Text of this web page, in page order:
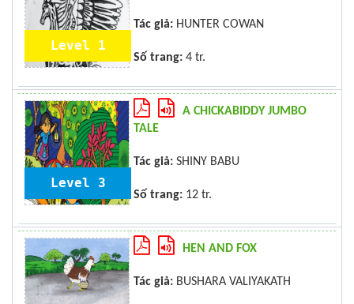
Level 1
Tác giả: HUNTER COWAN
Số trang: 4 tr.
Level 3
A CHICKABIDDY JUMBO
TALE
Tác giả: SHINY BABU
Số trang: 12 tr.
HEN AND FOX
Tác giả: BUSHARA VALIYAKATH